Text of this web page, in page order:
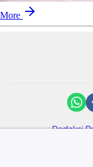
More
Redaksi